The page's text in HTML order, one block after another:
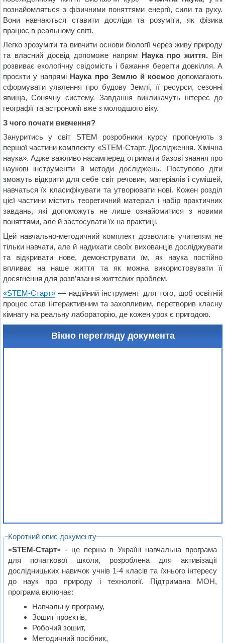
познайомляться з фізичними поняттями енергії, сили та руху.
Вони навчаються ставити досліди та розуміти, як фізика
працює в реальному світі.
Легко зрозуміти та вивчити основи біології через живу природу
та власний досвід допоможе напрям Наука про життя. Він
розвиває екологічну свідомість і бажання берегти довкілля. А
проєкти у напрямі Наука про Землю й космос допомагають
сформувати уявлення про будову Землі, її ресурси, сезонні
явища, Сонячну систему. Завдання викликачуть інтерес до
географії та астрономії вже з молодшого віку.
З чого почати вивчення?
Зануритись у світ STEM розробники курсу пропонують з
першої частини комплекту «STEM-Старт. Дослідження. Хімічна
наука». Адже важливо насамперед отримати базові знання про
наукові інструменти й методи досліджень. Поступово діти
зможуть відкрити для себе світ речовин, матеріалів і сумішей,
навчаться їх класифікувати та утворювати нові. Кожен розділ
цієї частини містить теоретичний матеріал і набір практичних
завдань, які допоможуть не лише ознайомитися з новими
поняттями, але й застосувати їх на практиці.
Цей навчально-методичний комплект дозволить учителям не
тільки навчати, але й надихати своїх вихованців досліджувати
та відкривати нове, демонструвати їм, як наука постійно
впливає на наше життя та як можна використовувати її
досягнення для розв’язання життєвих проблем.
«STEM-Старт»— надійний інструмент для того, щоб освітній
процес став інтерактивним та захопливим, перетворив класну
кімнату на реальну лабораторію, де кожен урок є пригодою.
Вікно перегляду документа
Короткий опис документу
«STEM-Старт» - це перша в Україні навчальна програма
для початкової школи, розроблена для активізації
дослідницьких навичок учнів 1-4 класів та їхнього інтересу
до наук про природу і технології. Підтримана МОН,
програма включає:
Навчальну програму,
Зошит проєктів,
Робочий зошит,
Методичний посібник,